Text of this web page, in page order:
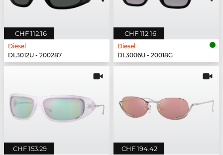
CHF 112.16
Diesel
DL3012U - 200287
CHF 112.16
Diesel
DL3006U - 20018G
CHF 153.29 CHF 194.42